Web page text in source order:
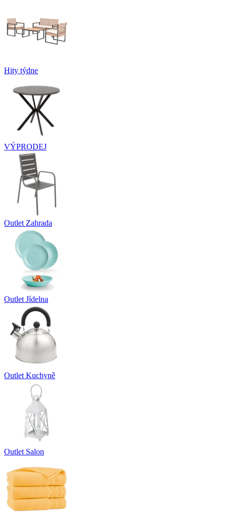
Hity týdne
VÝPRODEJ
Outlet Zahrada
Outlet Jídelna
Outlet Kuchyně
Outlet Salon